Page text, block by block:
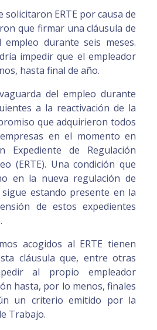
solicitaron ERTE por causa de
que firmar una cláusula de
empleo durante seis meses.
impedir que el empleador
hasta final de año.
del empleo durante
a la reactivación de la
que adquirieron todos
en el momento en
Expediente de Regulación
(ERTE). Una condición que
en la nueva regulación de
estando presente en la
de estos expedientes
acogidos al ERTE tienen
cláusula que, entre otras
al propio empleador
hasta, por lo menos, finales
un criterio emitido por la
Trabajo.